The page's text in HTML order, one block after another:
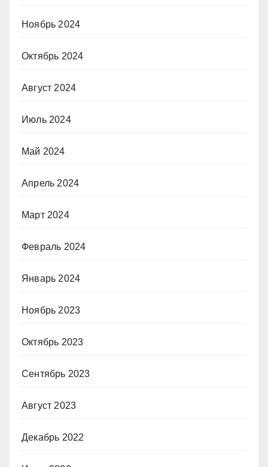
Ноябрь 2024
Октябрь 2024
Август 2024
Июль 2024
Май 2024
Апрель 2024
Март 2024
Февраль 2024
Январь 2024
Ноябрь 2023
Октябрь 2023
Сентябрь 2023
Август 2023
Декабрь 2022